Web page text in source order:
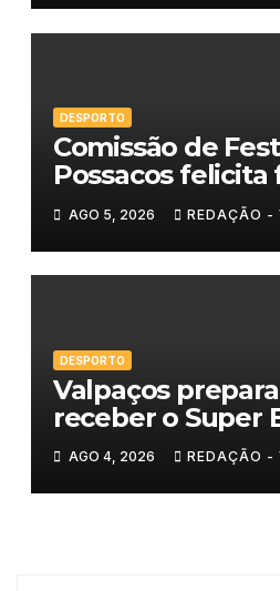
DESPORTO
Comissão de
Possacos felicita
Torneio de Sueca
AGO 5, 2026 REDAÇÃO -
DESPORTO
Valpaços
receber o Super
AGO 4, 2026 REDAÇÃO -